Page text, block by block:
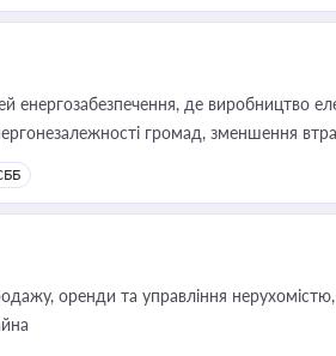
енергозабезпечення, де виробництво
громад, зменшення
оренди та управління